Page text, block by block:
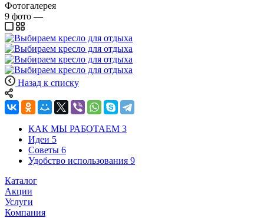
Фотогалерея
9 фото —
Назад к списку
КАК МЫ РАБОТАЕМ 3
Идеи 5
Советы 6
Удобство использования 9
Каталог
Акции
Услуги
Компания